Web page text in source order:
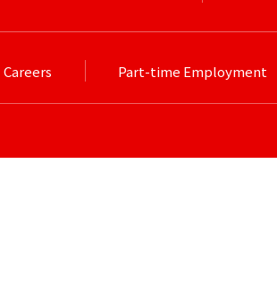
Careers Part-time Employment